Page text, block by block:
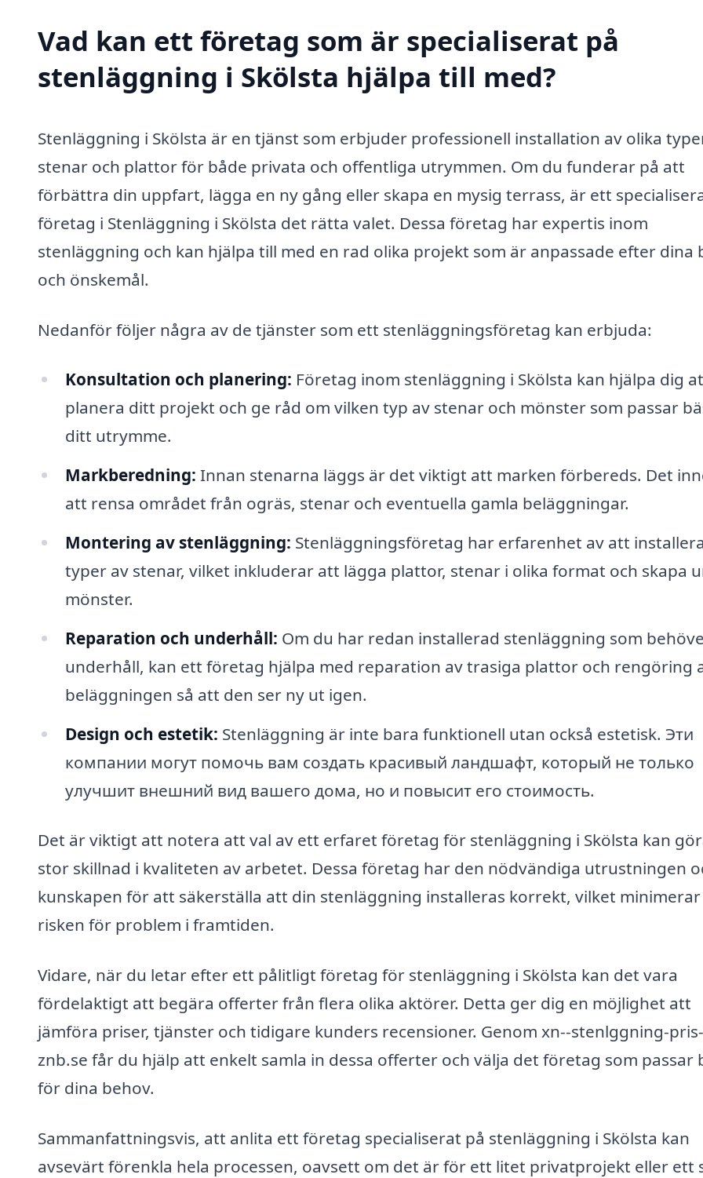
Vad kan ett företag som är specialiserat på
stenläggning i Skölsta hjälpa till med?
Stenläggning i Skölsta är en tjänst som erbjuder professionell installation av olika
stenar och plattor för både privata och offentliga utrymmen. Om du funderar på att
förbättra din uppfart, lägga en ny gång eller skapa en mysig terrass, är ett
företag i Stenläggning i Skölsta det rätta valet. Dessa företag har expertis inom
stenläggning och kan hjälpa till med en rad olika projekt som är anpassade efter dina
och önskemål.
Nedanför följer några av de tjänster som ett stenläggningsföretag kan erbjuda:
Konsultation och planering: Företag inom stenläggning i Skölsta kan hjälpa dig
planera ditt projekt och ge råd om vilken typ av stenar och mönster som passar
ditt utrymme.
Markberedning: Innan stenarna läggs är det viktigt att marken förbereds. Det
att rensa området från ogräs, stenar och eventuella gamla beläggningar.
Montering av stenläggning: Stenläggningsföretag har erfarenhet av att
typer av stenar, vilket inkluderar att lägga plattor, stenar i olika format och skapa
mönster.
Reparation och underhåll: Om du har redan installerad stenläggning som
underhåll, kan ett företag hjälpa med reparation av trasiga plattor och rengöring
beläggningen så att den ser ny ut igen.
Design och estetik: Stenläggning är inte bara funktionell utan också estetisk. Эти
компании могут помочь вам создать красивый ландшафт, который не только
улучшит внешний вид вашего дома, но и повысит его стоимость.
Det är viktigt att notera att val av ett erfaret företag för stenläggning i Skölsta kan
stor skillnad i kvaliteten av arbetet. Dessa företag har den nödvändiga utrustningen
kunskapen för att säkerställa att din stenläggning installeras korrekt, vilket minimerar
risken för problem i framtiden.
Vidare, när du letar efter ett pålitligt företag för stenläggning i Skölsta kan det vara
fördelaktigt att begära offerter från flera olika aktörer. Detta ger dig en möjlighet att
jämföra priser, tjänster och tidigare kunders recensioner. Genom xn--stenlggning-pris-
znb.se får du hjälp att enkelt samla in dessa offerter och välja det företag som passar
för dina behov.
Sammanfattningsvis, att anlita ett företag specialiserat på stenläggning i Skölsta kan
avsevärt förenkla hela processen, oavsett om det är för ett litet privatprojekt eller ett